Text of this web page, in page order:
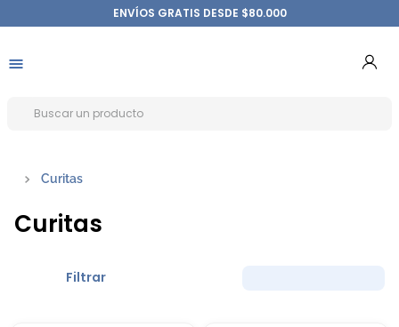
ENVÍOS GRATIS DESDE $80.000
Curitas
Curitas
Filtrar